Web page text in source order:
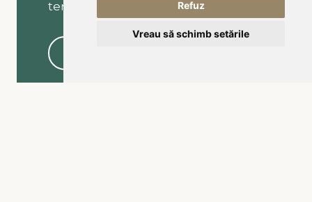
Refuz
Vreau să schimb setările
termen de 1 oră.